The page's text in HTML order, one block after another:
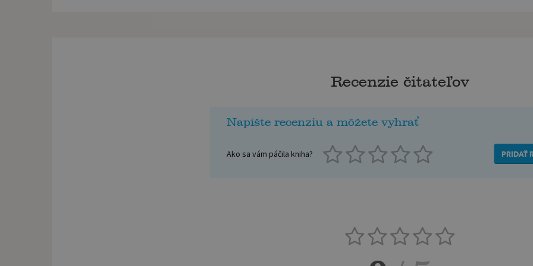
Recenzie čitateľov
Napíšte recenziu a môžete vyhrať
Ako sa vám páčila kniha? PRIDAŤ